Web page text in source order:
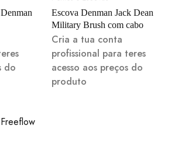
do
Escova Denman Jack Dean
Military Brush com cabo
Cria a tua conta
profissional para teres
acesso aos preços do
produto